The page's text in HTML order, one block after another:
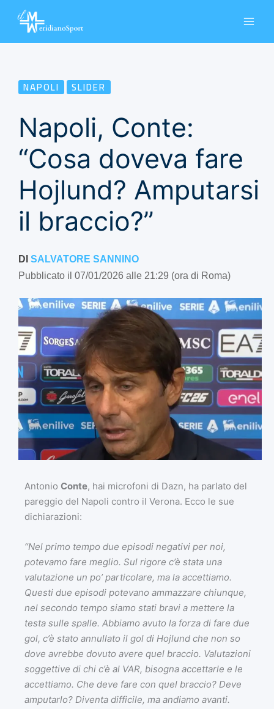
NAPOLI SLIDER
Napoli, Conte:
“Cosa doveva fare
Hojlund? Amputarsi
il braccio?”
DI SALVATORE SANNINO
Pubblicato il 07/01/2026 alle 21:29 (ora di Roma)
Antonio Conte, hai microfoni di Dazn, ha parlato del
pareggio del Napoli contro il Verona. Ecco le sue
dichiarazioni:
“Nel primo tempo due episodi negativi per noi,
potevamo fare meglio. Sul rigore c’è stata una
valutazione un po’ particolare, ma la accettiamo.
Questi due episodi potevano ammazzare chiunque,
nel secondo tempo siamo stati bravi a mettere la
testa sulle spalle. Abbiamo avuto la forza di fare due
gol, c’è stato annullato il gol di Hojlund che non so
dove avrebbe dovuto avere quel braccio. Valutazioni
soggettive di chi c’è al VAR, bisogna accettarle e le
accettiamo. Che deve fare con quel braccio? Deve
amputarlo? Diventa difficile, ma andiamo avanti.